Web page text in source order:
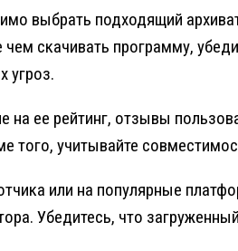
выбрать подходящий
скачивать программу,
угроз.
ее рейтинг, отзывы
того, учитывайте
или на популярные
Убедитесь, что